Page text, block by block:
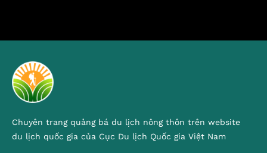
Chuyên trang quảng bá du lịch nông thôn trên website
du lịch quốc gia của Cục Du lịch Quốc gia Việt Nam